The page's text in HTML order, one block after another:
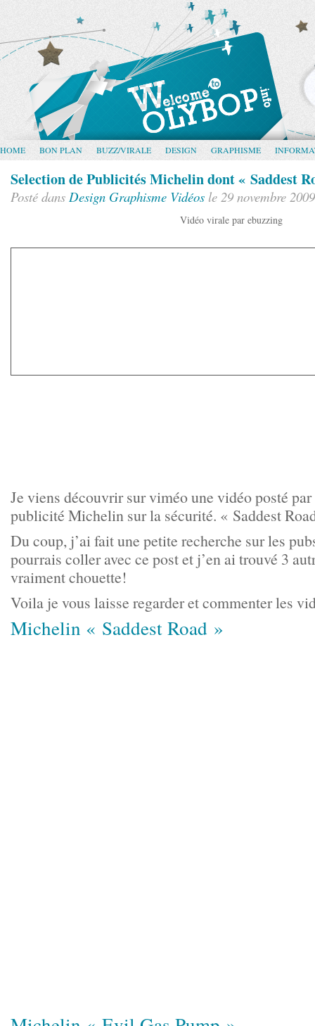
HOME BON PLAN BUZZ/VIRALE DESIGN GRAPHISME
Selection de Publicités Michelin dont « Saddest
Posté dans Design Graphisme Vidéos le 29 novembre 2009
Vidéo virale par ebuzzing
Je viens découvrir sur viméo une vidéo posté par
publicité Michelin sur la sécurité. « Saddest
Du coup, j’ai fait une petite recherche sur les
pourrais coller avec ce post et j’en ai trouvé 3
vraiment chouette!
Voila je vous laisse regarder et commenter les
Michelin « Saddest Road »